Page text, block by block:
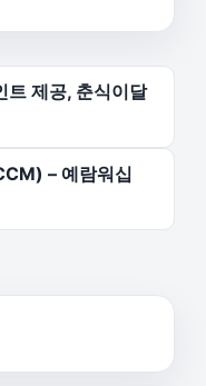
트 제공, 춘식이달
– 예람워십